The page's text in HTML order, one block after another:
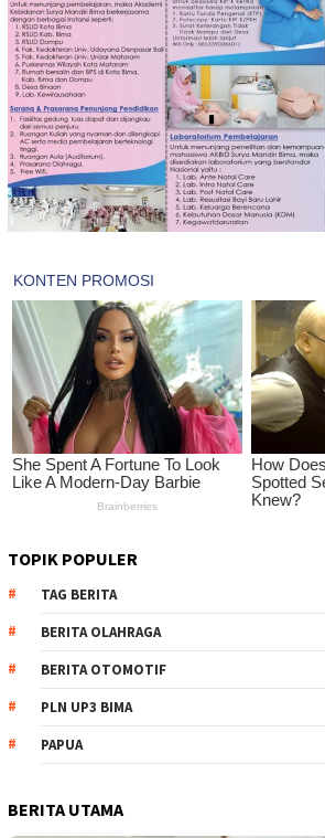
TOPIK POPULER
TAG BERITA
BERITA OLAHRAGA
BERITA OTOMOTIF
PLN UP3 BIMA
PAPUA
BERITA UTAMA